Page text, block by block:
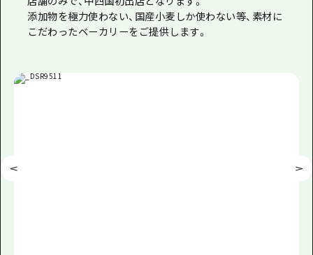
添加物を極力使わない、国産小麦しか使わない等、素材に
こだわったベーカリーをご提供します。